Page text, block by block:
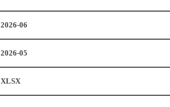
2026-06
2026-05
XLSX